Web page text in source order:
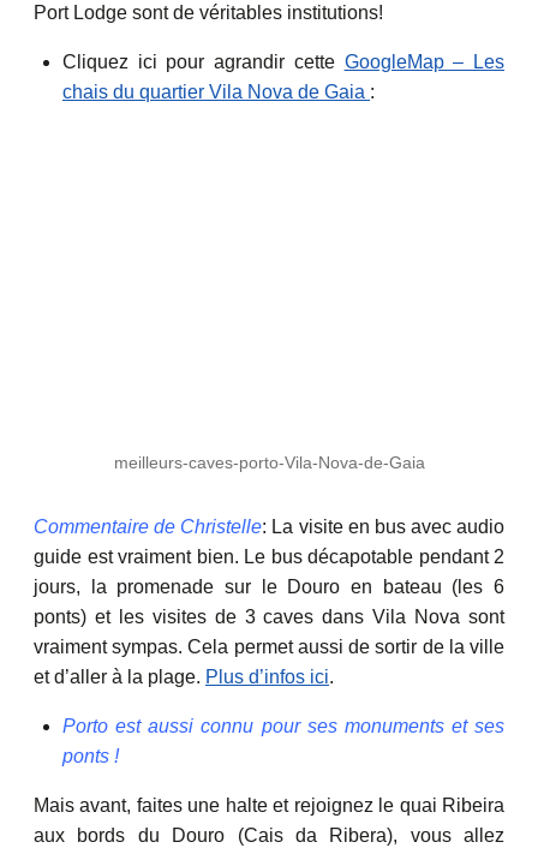
Port Lodge sont de véritables institutions!
Cliquez ici pour agrandir cette GoogleMap – Les
chais du quartier Vila Nova de Gaia :
meilleurs-caves-porto-Vila-Nova-de-Gaia
Commentaire de Christelle: La visite en bus avec audio
guide est vraiment bien. Le bus décapotable pendant 2
jours, la promenade sur le Douro en bateau (les 6
ponts) et les visites de 3 caves dans Vila Nova sont
vraiment sympas. Cela permet aussi de sortir de la ville
et d’aller à la plage. Plus d’infos ici.
Porto est aussi connu pour ses monuments et ses
ponts !
Mais avant, faites une halte et rejoignez le quai Ribeira
aux bords du Douro (Cais da Ribera), vous allez